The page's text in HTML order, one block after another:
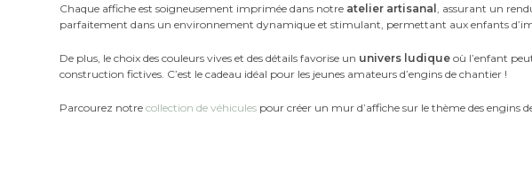
Chaque affiche est soigneusement imprimée dans notre atelier artisanal , assurant un
parfaitement dans un environnement dynamique et stimulant, permettant aux enfants
De plus, le choix des couleurs vives et des détails favorise un univers ludique où l’enfant
construction fictives. C’est le cadeau idéal pour les jeunes amateurs d’engins de chantier !
Parcourez notrecollection de véhicules pour créer un mur d’affiche sur le thème des engins